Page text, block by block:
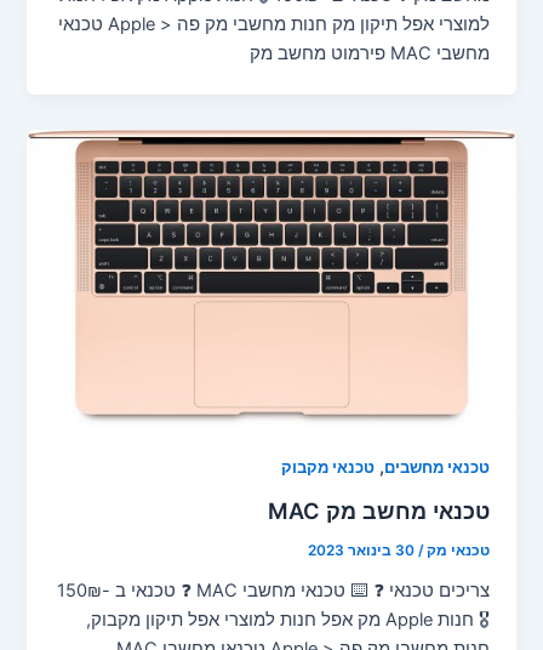
למוצרי אפל תיקון מק חנות מחשבי מק פה < Apple טכנאי
מחשבי MAC פירמוט מחשב מק
טכנאי מחשבים,טכנאי מקבוק
טכנאי מחשב מק MAC
טכנאי מק/30 בינואר 2023
צריכים טכנאי ❓ ⌨️ טכנאי מחשבי MAC ❓ טכנאי ב -150₪
🎖️ חנות Apple מק אפל חנות למוצרי אפל תיקון מקבוק,